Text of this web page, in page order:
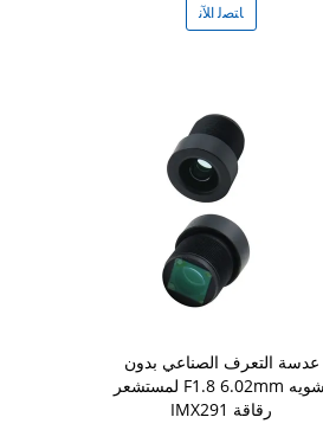
ﺎﺘﺼﻟ ﺍﻶﻧ
عدسة التعرف الصناعي بدون
تشويه F1.8 6.02mm لمستشعر
رقاقة IMX291